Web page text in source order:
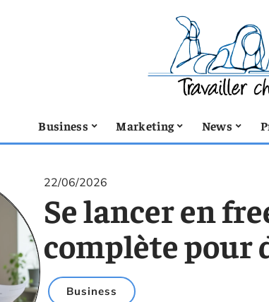
Business Marketing News
22/06/2026
Se lancer en
complète pour
Business